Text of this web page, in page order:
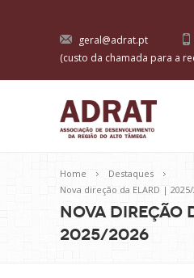
geral@adrat.pt
(custo da chamada para a
Home
Destaques
Nova direção da ELARD |
Nova direção
2025/2026